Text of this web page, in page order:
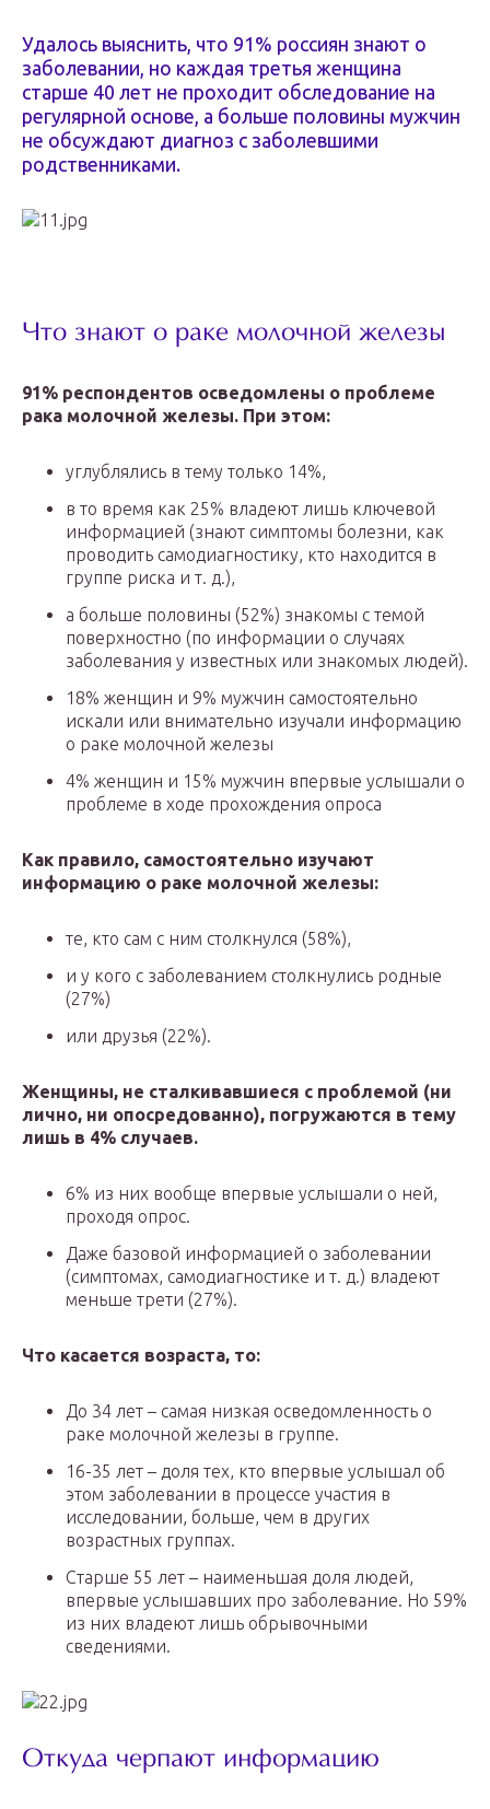
Удалось выяснить, что 91% россиян знают о
заболевании, но каждая третья женщина
старше 40 лет не проходит обследование на
регулярной основе, а больше половины мужчин
не обсуждают диагноз с заболевшими
родственниками.
Что знают о раке молочной железы
91% респондентов осведомлены о проблеме
рака молочной железы. При этом:
углублялись в тему только 14%,
в то время как 25% владеют лишь ключевой
информацией (знают симптомы болезни, как
проводить самодиагностику, кто находится в
группе риска и т. д.),
а больше половины (52%) знакомы с темой
поверхностно (по информации о случаях
заболевания у известных или знакомых людей).
18% женщин и 9% мужчин самостоятельно
искали или внимательно изучали информацию
о раке молочной железы
4% женщин и 15% мужчин впервые услышали о
проблеме в ходе прохождения опроса
Как правило, самостоятельно изучают
информацию о раке молочной железы:
те, кто сам с ним столкнулся (58%),
и у кого с заболеванием столкнулись родные
(27%)
или друзья (22%).
Женщины, не сталкивавшиеся с проблемой (ни
лично, ни опосредованно), погружаются в тему
лишь в 4% случаев.
6% из них вообще впервые услышали о ней,
проходя опрос.
Даже базовой информацией о заболевании
(симптомах, самодиагностике и т. д.) владеют
меньше трети (27%).
Что касается возраста, то:
До 34 лет – самая низкая осведомленность о
раке молочной железы в группе.
16-35 лет – доля тех, кто впервые услышал об
этом заболевании в процессе участия в
исследовании, больше, чем в других
возрастных группах.
Старше 55 лет – наименьшая доля людей,
впервые услышавших про заболевание. Но 59%
из них владеют лишь обрывочными
сведениями.
Откуда черпают информацию